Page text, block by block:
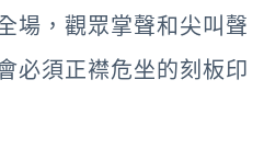
場，觀眾掌聲和尖叫聲
必須正襟危坐的刻板印